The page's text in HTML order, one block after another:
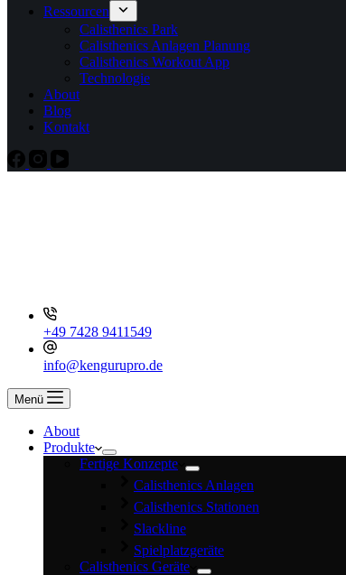
Ressourcen
Calisthenics Park
Calisthenics Anlagen Planung
Calisthenics Workout App
Technologie
About
Blog
Kontakt
+49 7428 9411549
info@kengurupro.de
Menü
About
Produkte
Fertige Konzepte
Calisthenics Anlagen
Calisthenics Stationen
Slackline
Spielplatzgeräte
Calisthenics Geräte